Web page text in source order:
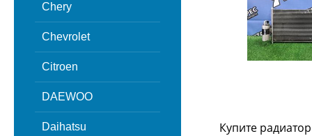
Chery
Chevrolet
Citroen
DAEWOO
Daihatsu
Купите